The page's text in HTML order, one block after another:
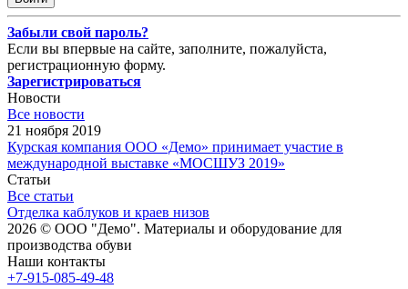
Забыли свой пароль?
Если вы впервые на сайте, заполните, пожалуйста,
регистрационную форму.
Зарегистрироваться
Новости
Все новости
21 ноября 2019
Курская компания ООО «Демо» принимает участие в
международной выставке «МОСШУЗ 2019»
Статьи
Все статьи
Отделка каблуков и краев низов
2026 © ООО "Демо". Материалы и оборудование для
производства обуви
Наши контакты
+7-915-085-49-48